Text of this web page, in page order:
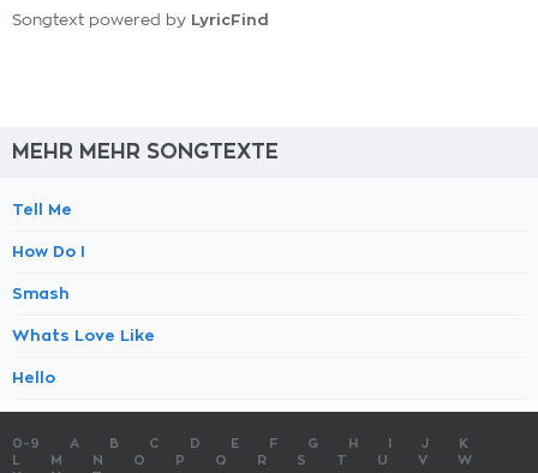
Songtext powered by LyricFind
MEHR MEHR SONGTEXTE
Tell Me
How Do I
Smash
Whats Love Like
Hello
0-9 A B C D E F G H J
K
M N O P Q R S T U V
W